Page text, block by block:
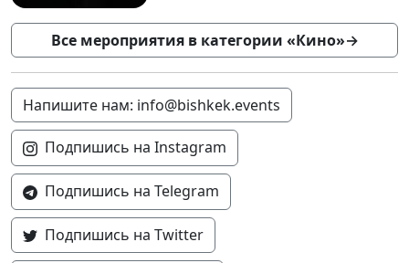
Все мероприятия в категории «Кино»→
Напишите нам: info@bishkek.events
Подпишись на Instagram
Подпишись на Telegram
Подпишись на Twitter